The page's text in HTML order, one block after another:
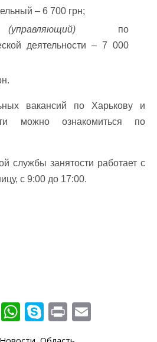
– 6 700 грн;
(управляющий) по
деятельности – 7 000
вакансий по Харькову и
можно ознакомиться по
службы занятости работает с
с 9:00 до 17:00.
Vi W S
k
Pr